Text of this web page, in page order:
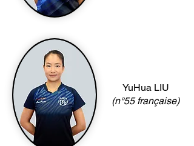
YuHua LIU
(n°55 française)